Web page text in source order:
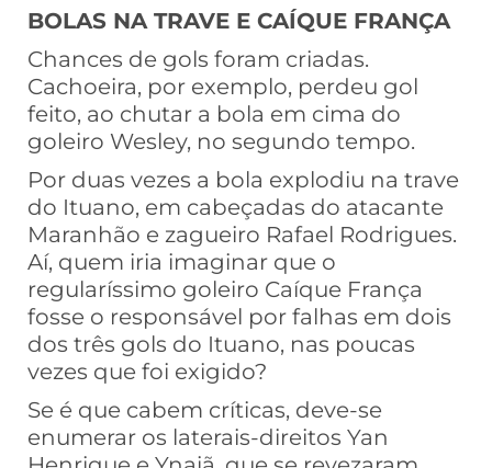
BOLAS NA TRAVE E CAÍQUE FRANÇA
Chances de gols foram criadas.
Cachoeira, por exemplo, perdeu gol
feito, ao chutar a bola em cima do
goleiro Wesley, no segundo tempo.
Por duas vezes a bola explodiu na trave
do Ituano, em cabeçadas do atacante
Maranhão e zagueiro Rafael Rodrigues.
Aí, quem iria imaginar que o
regularíssimo goleiro Caíque França
fosse o responsável por falhas em dois
dos três gols do Ituano, nas poucas
vezes que foi exigido?
Se é que cabem críticas, deve-se
enumerar os laterais-direitos Yan